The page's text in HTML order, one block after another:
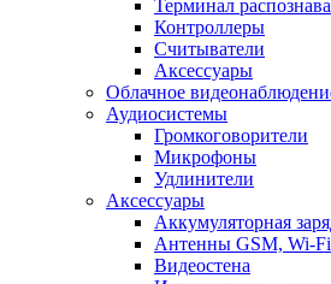
Терминал
Контроллеры
Считыватели
Аксессуары
Облачное
Аудиосистемы
Громкоговорители
Микрофоны
Удлинители
Аксессуары
Аккумуляторная
Антенны GSM, Wi-Fi
Видеостена